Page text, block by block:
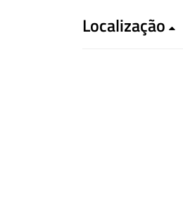
Localização